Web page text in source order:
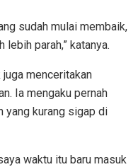
sudah mulai membaik,
parah,” katanya.
menceritakan
Ia mengaku pernah
yang kurang sigap di
waktu itu baru masuk